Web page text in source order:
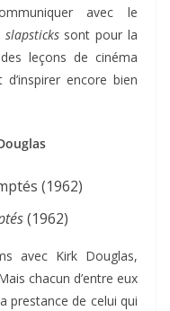
avec le
slapstickssont pour la
leçons de cinéma
encore bien
(1962)
avec Kirk Douglas,
chacun d’entre eux
prestance de celui qui